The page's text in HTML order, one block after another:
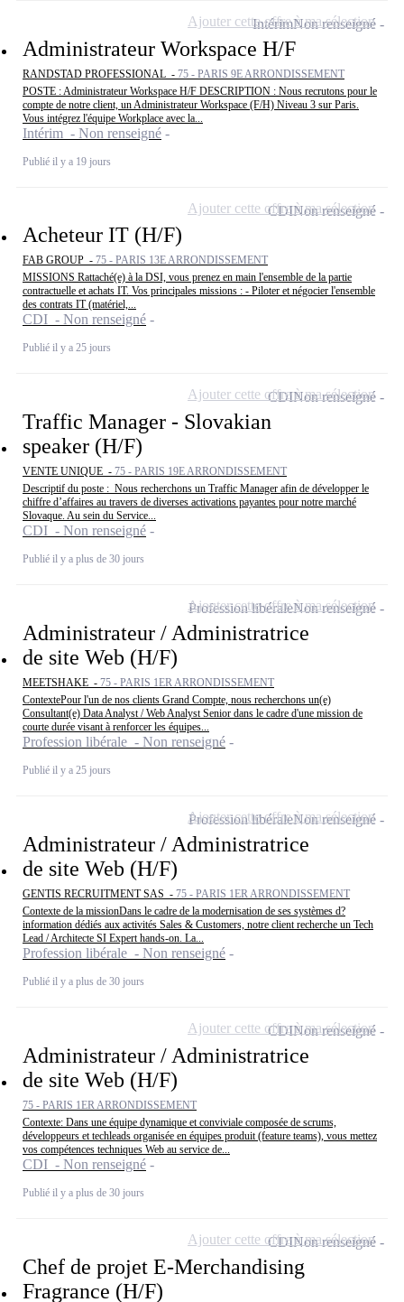
Administrateur Workspace H/F
RANDSTAD PROFESSIONAL - 75 - PARIS 9E ARRONDISSEMENT
POSTE : Administrateur Workspace H/F DESCRIPTION : Nous recrutons pour le
compte de notre client, un Administrateur Workspace (F/H) Niveau 3 sur Paris.
Vous intégrez l'équipe Workplace avec la...
Intérim - Non renseigné
Publié il y a 19 jours
IntérimNon renseigné
Ajouter cette offre à ma sélection
Acheteur IT (H/F)
FAB GROUP - 75 - PARIS 13E ARRONDISSEMENT
MISSIONS Rattaché(e) à la DSI, vous prenez en main l'ensemble de la partie
contractuelle et achats IT. Vos principales missions : - Piloter et négocier l'ensemble
des contrats IT (matériel,...
CDI - Non renseigné
Publié il y a 25 jours
CDINon renseigné
Ajouter cette offre à ma sélection
Traffic Manager - Slovakian
speaker (H/F)
VENTE UNIQUE - 75 - PARIS 19E ARRONDISSEMENT
Descriptif du poste : Nous recherchons un Traffic Manager afin de développer le
chiffre d’affaires au travers de diverses activations payantes pour notre marché
Slovaque. Au sein du Service...
CDI - Non renseigné
Publié il y a plus de 30 jours
CDINon renseigné
Ajouter cette offre à ma sélection
Administrateur / Administratrice
de site Web (H/F)
MEETSHAKE - 75 - PARIS 1ER ARRONDISSEMENT
ContextePour l'un de nos clients Grand Compte, nous recherchons un(e)
Consultant(e) Data Analyst / Web Analyst Senior dans le cadre d'une mission de
courte durée visant à renforcer les équipes...
Profession libérale - Non renseigné
Publié il y a 25 jours
Profession libéraleNon renseigné
Ajouter cette offre à ma sélection
Administrateur / Administratrice
de site Web (H/F)
GENTIS RECRUITMENT SAS - 75 - PARIS 1ER ARRONDISSEMENT
Contexte de la missionDans le cadre de la modernisation de ses systèmes d?
information dédiés aux activités Sales & Customers, notre client recherche un Tech
Lead / Architecte SI Expert hands-on. La...
Profession libérale - Non renseigné
Publié il y a plus de 30 jours
Profession libéraleNon renseigné
Ajouter cette offre à ma sélection
Administrateur / Administratrice
de site Web (H/F)
75 - PARIS 1ER ARRONDISSEMENT
Contexte: Dans une équipe dynamique et conviviale composée de scrums,
développeurs et techleads organisée en équipes produit (feature teams), vous mettez
vos compétences techniques Web au service de...
CDI - Non renseigné
Publié il y a plus de 30 jours
CDINon renseigné
Ajouter cette offre à ma sélection
Chef de projet E-Merchandising
Fragrance (H/F)
CDINon renseigné
Ajouter cette offre à ma sélection